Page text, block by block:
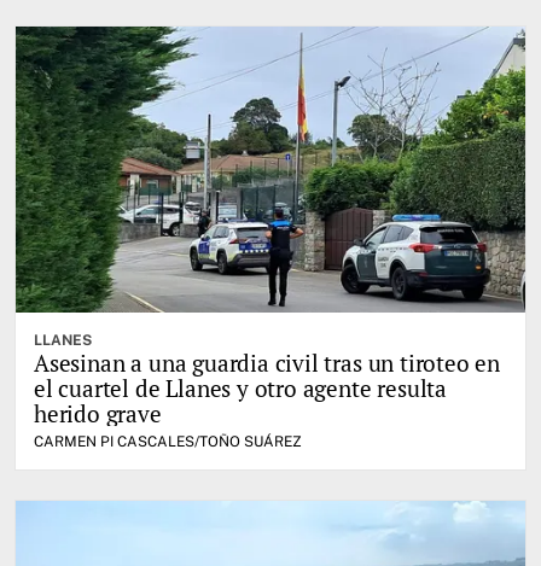
LLANES
Asesinan a una guardia civil tras un tiroteo en
el cuartel de Llanes y otro agente resulta
herido grave
CARMEN PI CASCALES/TOÑO SUÁREZ